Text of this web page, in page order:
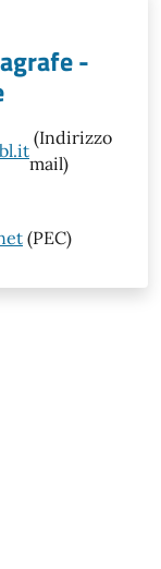
-
(Indirizzo
mail)
(PEC)